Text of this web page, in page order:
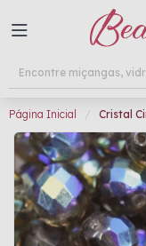
Página Inicial Cristal